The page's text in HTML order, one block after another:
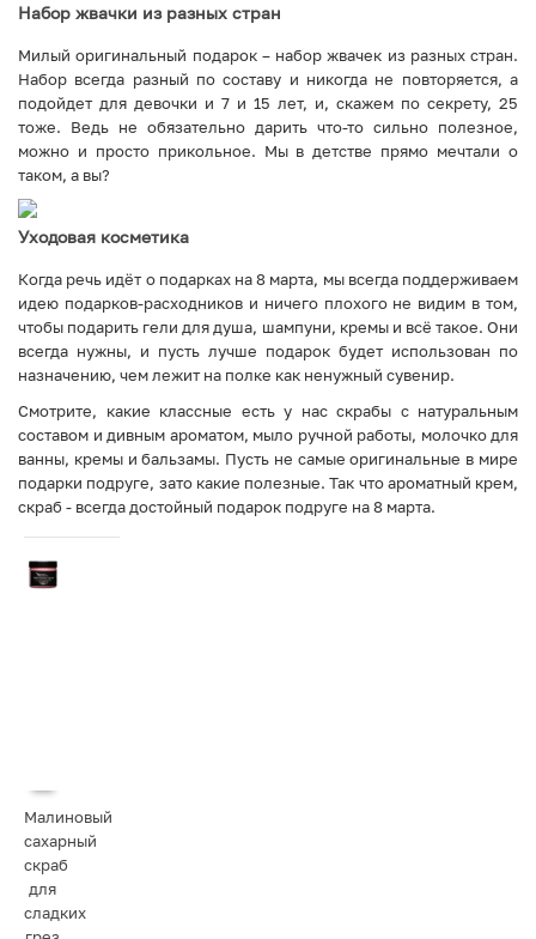
Набор жвачки из разных стран
Милый оригинальный подарок – набор жвачек из разных стран.
Набор всегда разный по составу и никогда не повторяется, а
подойдет для девочки и 7 и 15 лет, и, скажем по секрету, 25
тоже. Ведь не обязательно дарить что-то сильно полезное,
можно и просто прикольное. Мы в детстве прямо мечтали о
таком, а вы?
Уходовая косметика
Когда речь идёт о подарках на 8 марта, мы всегда поддерживаем
идею подарков-расходников и ничего плохого не видим в том,
чтобы подарить гели для душа, шампуни, кремы и всё такое. Они
всегда нужны, и пусть лучше подарок будет использован по
назначению, чем лежит на полке как ненужный сувенир.
Смотрите, какие классные есть у нас скрабы с натуральным
составом и дивным ароматом, мыло ручной работы, молочко для
ванны, кремы и бальзамы. Пусть не самые оригинальные в мире
подарки подруге, зато какие полезные. Так что ароматный крем,
скраб - всегда достойный подарок подруге на 8 марта.
Малиновый
сахарный
скраб
для
сладких